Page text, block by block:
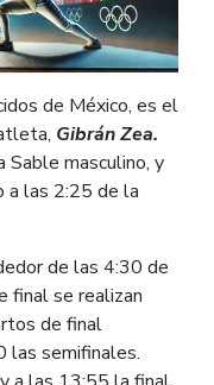
de México, es el
Gibrán Zea.
Sable masculino, y
a las 2:25 de la
de las 4:30 de
final se realizan
de final
las semifinales.